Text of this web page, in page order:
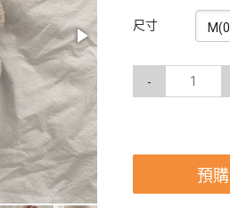
尺寸
-
預購